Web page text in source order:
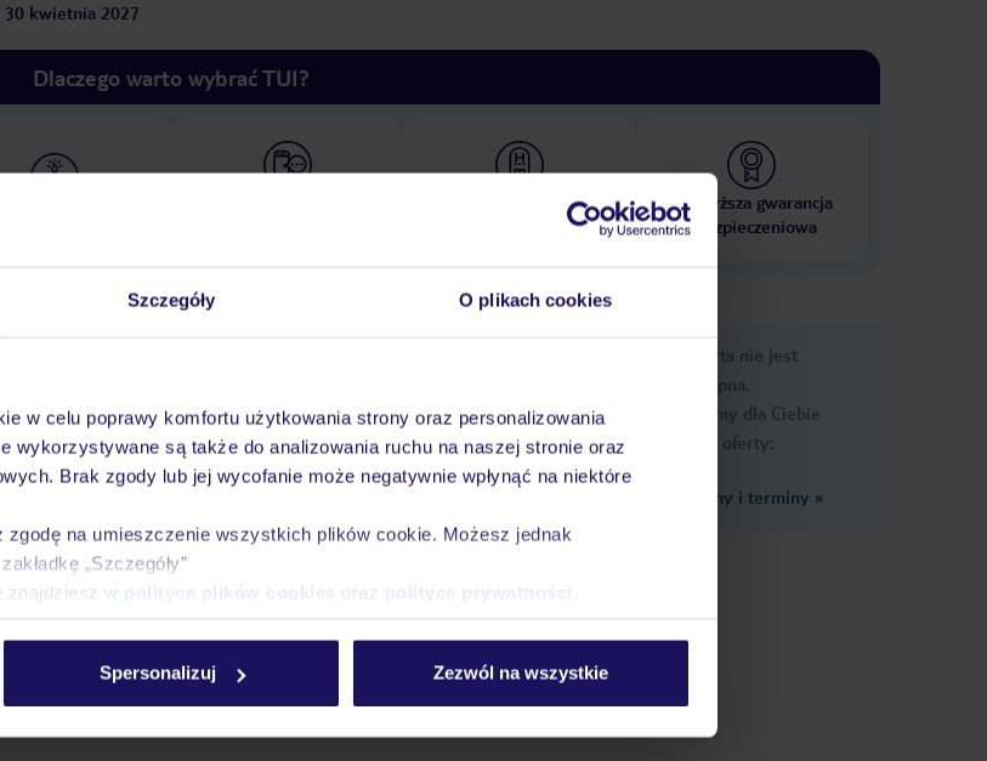
Szczegóły O plikach cookies
w celu poprawy komfortu użytkowania strony oraz personalizowania
wykorzystywane są także do analizowania ruchu na naszej stronie oraz
Brak zgody lub jej wycofanie może negatywnie wpłynąć na niektóre
zgodę na umieszczenie wszystkich plików cookie. Możesz jednak
„Szczegóły”
znajdziesz w polityce plików cookies oraz polityce prywatności
Spersonalizuj Zezwól na wszystkie
30 kwietnia 2027
Dlaczego warto wybrać TUI?
10 000 hoteli w ponad 50
Najwyższa gwarancja
ubezpieczeniowa
Ważne
niemowląt: w cenie, na zapytanie
ręczniki: w cenie
Ups, ta oferta nie jest
dostępna.
Przygotowaliśmy dla Ciebie
podobne oferty:
Zobacz inne ceny i terminy »